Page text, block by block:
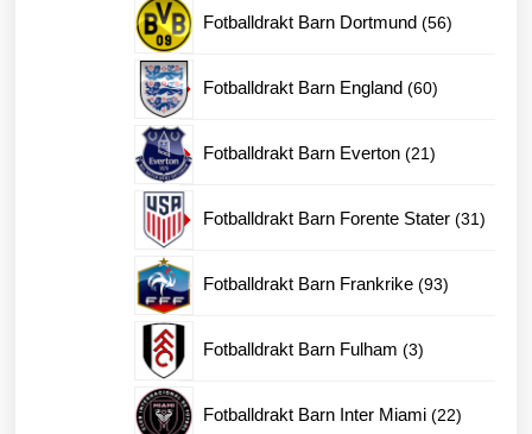
Fotballdrakt Barn Dortmund 5656
Fotballdrakt Barn England 6060
Fotballdrakt Barn Everton 2121
Fotballdrakt Barn Forente Stater 3131
Fotballdrakt Barn Frankrike 9393
Fotballdrakt Barn Fulham 33
Fotballdrakt Barn Inter Miami 2222